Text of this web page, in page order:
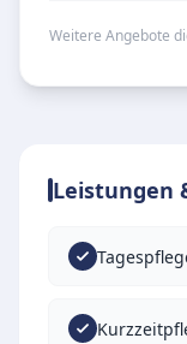
Weitere Angebote
Leistungen